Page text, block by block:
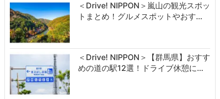
＜Drive! NIPPON＞嵐山の観光スポッ
トまとめ！グルメスポットやおす…
＜Drive! NIPPON＞【群馬県】おすす
めの道の駅12選！ドライブ休憩に…